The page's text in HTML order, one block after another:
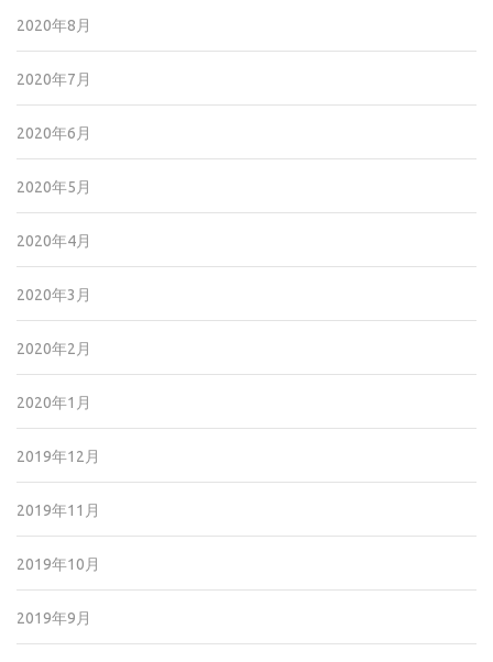
2020年8月
2020年7月
2020年6月
2020年5月
2020年4月
2020年3月
2020年2月
2020年1月
2019年12月
2019年11月
2019年10月
2019年9月